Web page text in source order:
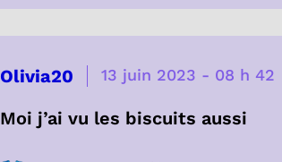
Olivia20 13 juin 2023 - 08 h 42
Moi j’ai vu les biscuits aussi